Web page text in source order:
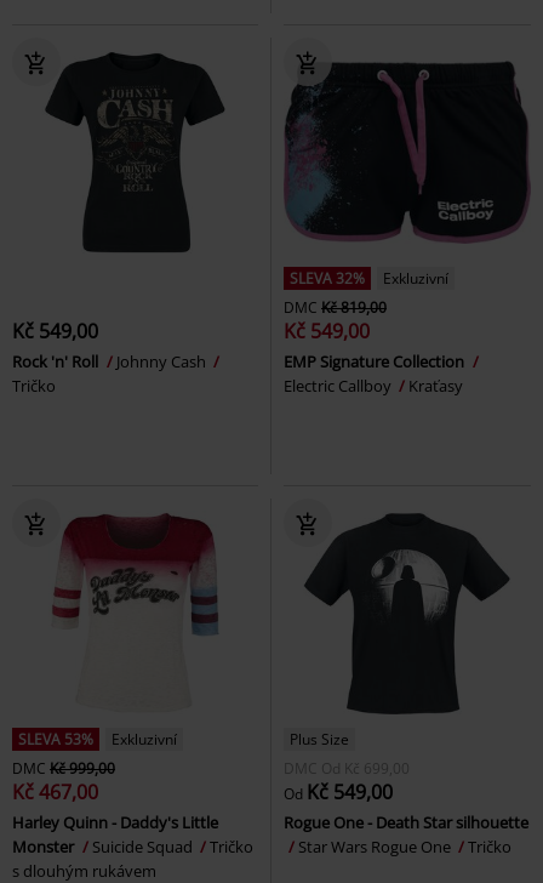
Kč 549,00
Rock 'n' Roll
Johnny Cash
Tričko
SLEVA 32%
Exkluzivní
DMC Kč 819,00
Kč 549,00
EMP Signature Collection
Electric Callboy
Kraťasy
SLEVA 53%
Exkluzivní
DMC Kč 999,00
Kč 467,00
Harley Quinn - Daddy's Little
Monster
Suicide Squad
Tričko
s dlouhým rukávem
Plus Size
DMC Od Kč 699,00
Od Kč 549,00
Rogue One - Death Star silhouette
Star Wars Rogue One
Tričko